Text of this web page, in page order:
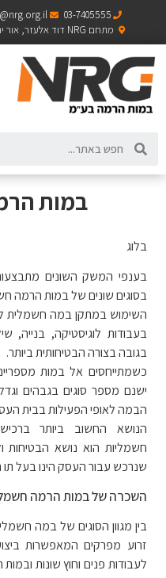
03-7405555
מתחם NRG דוד אלעזר, אור יהודה
במות
בלוג
בענפי המשק השונים
בסוגים שונים של במות הרמה
השימוש במתקן במה חשמלית
בעבודות לוגיסטיקה, בנייה,
בגובה בצורה הבטיחותית ביותר.
כשמתייחסים אל במות
ישנם מספר סוגים בגבהים
הבמה לאופי הפעילות בבית
הנושא החשוב ביותר
חשמליות הוא נושא הבטיחות
שנרכש עבור העסק הינו בעל תו
השכרה של במות הרמה
בין מגוון הסוגים של במה
זרוע מפרקים המאפשרות
לעבודות פנים וחוץ שונות